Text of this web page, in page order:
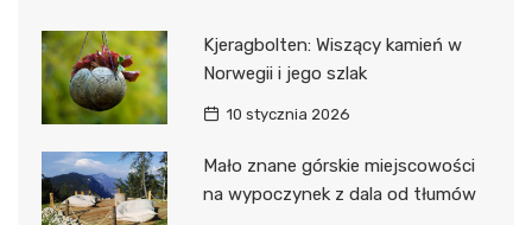
Kjeragbolten: Wiszący kamień w
Norwegii i jego szlak
10 stycznia 2026
Mało znane górskie miejscowości
na wypoczynek z dala od tłumów